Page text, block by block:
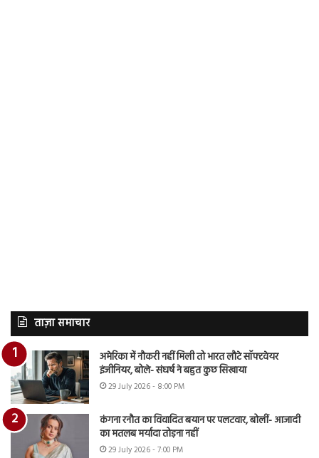
ताज़ा समाचार
अमेरिका में नौकरी नहीं मिली तो भारत लौटे सॉफ्टवेयर
इंजीनियर, बोले- संघर्ष ने बहुत कुछ सिखाया
29 July 2026 - 8:00 PM
कंगना रनौत का विवादित बयान पर पलटवार, बोलीं- आजादी
का मतलब मर्यादा तोड़ना नहीं
29 July 2026 - 7:00 PM